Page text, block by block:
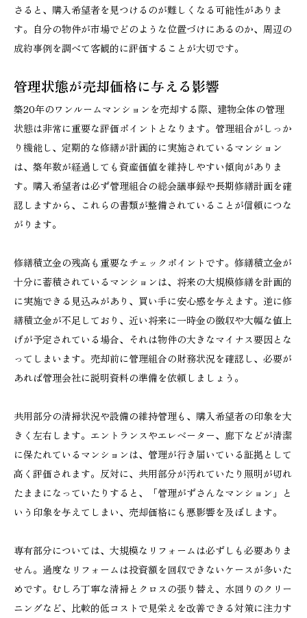
さると、購入希望者を見つけるのが難しくなる可能性がありま
す。自分の物件が市場でどのような位置づけにあるのか、周辺の
成約事例を調べて客観的に評価することが大切です。
管理状態が売却価格に与える影響
築20年のワンルームマンションを売却する際、建物全体の管理
状態は非常に重要な評価ポイントとなります。管理組合がしっか
り機能し、定期的な修繕が計画的に実施されているマンション
は、築年数が経過しても資産価値を維持しやすい傾向がありま
す。購入希望者は必ず管理組合の総会議事録や長期修繕計画を確
認しますから、これらの書類が整備されていることが信頼につな
がります。
修繕積立金の残高も重要なチェックポイントです。修繕積立金が
十分に蓄積されているマンションは、将来の大規模修繕を計画的
に実施できる見込みがあり、買い手に安心感を与えます。逆に修
繕積立金が不足しており、近い将来に一時金の徴収や大幅な値上
げが予定されている場合、それは物件の大きなマイナス要因とな
ってしまいます。売却前に管理組合の財務状況を確認し、必要が
あれば管理会社に説明資料の準備を依頼しましょう。
共用部分の清掃状況や設備の維持管理も、購入希望者の印象を大
きく左右します。エントランスやエレベーター、廊下などが清潔
に保たれているマンションは、管理が行き届いている証拠として
高く評価されます。反対に、共用部分が汚れていたり照明が切れ
たままになっていたりすると、「管理がずさんなマンション」と
いう印象を与えてしまい、売却価格にも悪影響を及ぼします。
専有部分については、大規模なリフォームは必ずしも必要ありま
せん。過度なリフォームは投資額を回収できないケースが多いた
めです。むしろ丁寧な清掃とクロスの張り替え、水回りのクリー
ニングなど、比較的低コストで見栄えを改善できる対策に注力す